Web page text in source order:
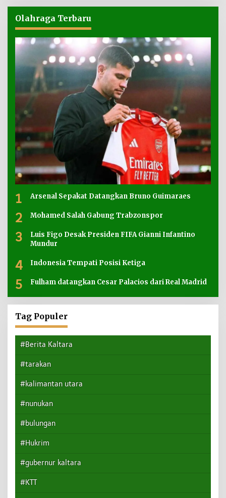
Olahraga Terbaru
1 Arsenal Sepakat Datangkan Bruno Guimaraes
2 Mohamed Salah Gabung Trabzonspor
3
Luis Figo Desak Presiden FIFA Gianni Infantino
Mundur
4 Indonesia Tempati Posisi Ketiga
5 Fulham datangkan Cesar Palacios dari Real Madrid
Tag Populer
#Berita Kaltara
#tarakan
#kalimantan utara
#nunukan
#bulungan
#Hukrim
#gubernur kaltara
#KTT